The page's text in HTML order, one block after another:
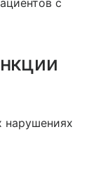
с
нарушениях